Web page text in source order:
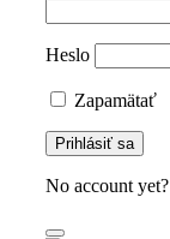
Heslo
Zapamätať
No account yet?